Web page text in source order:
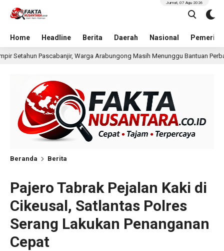
Home Headline Berita Daerah Nasional
Jumat, 07 Agu 2026
Masih Menunggu Bantuan Perbaikan Rumah 11 jam lalu
Beranda Berita
Pajero Tabrak Pejalan Kaki di
Cikeusal, Satlantas Polres
Serang Lakukan Penanganan
Cepat